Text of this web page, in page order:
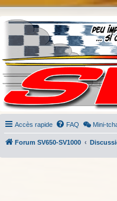
Accès rapide FAQ Mini-
Forum SV650-SV1000